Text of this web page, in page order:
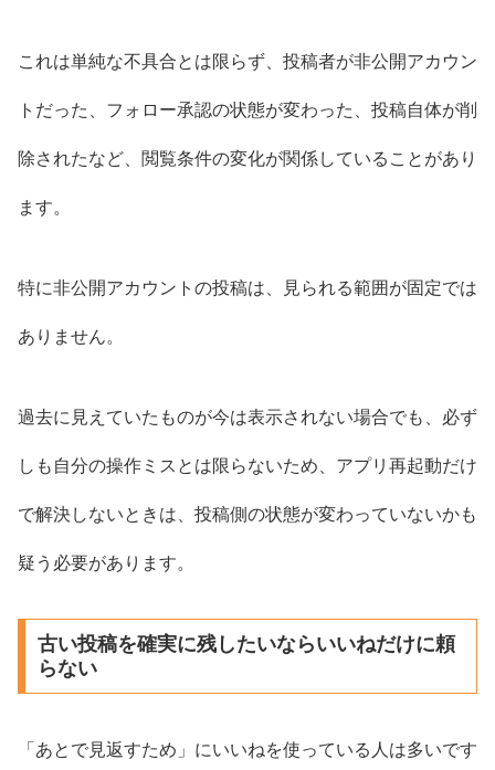
これは単純な不具合とは限らず、投稿者が非公開アカウン
トだった、フォロー承認の状態が変わった、投稿自体が削
除されたなど、閲覧条件の変化が関係していることがあり
ます。
特に非公開アカウントの投稿は、見られる範囲が固定では
ありません。
過去に見えていたものが今は表示されない場合でも、必ず
しも自分の操作ミスとは限らないため、アプリ再起動だけ
で解決しないときは、投稿側の状態が変わっていないかも
疑う必要があります。
古い投稿を確実に残したいならいいねだけに頼
らない
「あとで見返すため」にいいねを使っている人は多いです